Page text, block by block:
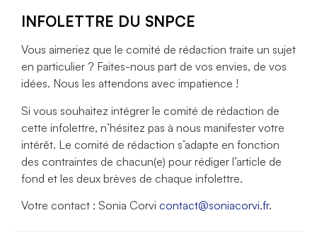
INFOLETTRE DU SNPCE
Vous aimeriez que le comité de rédaction traite un sujet
en particulier ? Faites-nous part de vos envies, de vos
idées. Nous les attendons avec impatience !
Si vous souhaitez intégrer le comité de rédaction de
cette infolettre, n’hésitez pas à nous manifester votre
intérêt. Le comité de rédaction s’adapte en fonction
des contraintes de chacun(e) pour rédiger l’article de
fond et les deux brèves de chaque infolettre.
Votre contact : Sonia Corvi contact@soniacorvi.fr.